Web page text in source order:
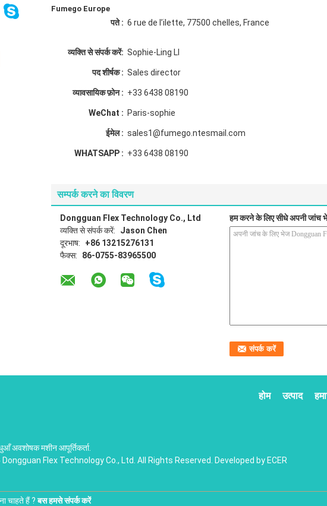
Fumego Europe
पते : 6 rue de l’ilette, 77500 chelles, France
व्यक्ति से संपर्क करें: Sophie-Ling LI
पद शीर्षक : Sales director
व्यावसायिक फ़ोन : +33 6438 08190
WeChat : Paris-sophie
ईमेल : sales1@fumego.ntesmail.com
WHATSAPP : +33 6438 08190
सम्पर्क करने का विवरण
Dongguan Flex Technology Co., Ltd
व्यक्ति से संपर्क करें:
Jason Chen
दूरभाष:
+86 13215276131
फैक्स:
86-0755-83965500
हम करने के लिए सीधे अपनी जांच
उत्पाद
होम
अवशोषक मशीन आपूर्तिकर्ता.
Flex Technology Co., Ltd. All Rights Reserved. Developed by ECER
चाहते हैं ?बस हमसे संपर्क करें